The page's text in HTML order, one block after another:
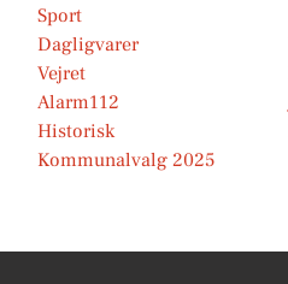
Sport
Dagligvarer
Vejret
Alarm112
Historisk
Kommunalvalg 2025